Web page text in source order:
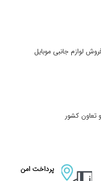
لوازم جانبی موبایل
تعاون کشور
پرداخت امن